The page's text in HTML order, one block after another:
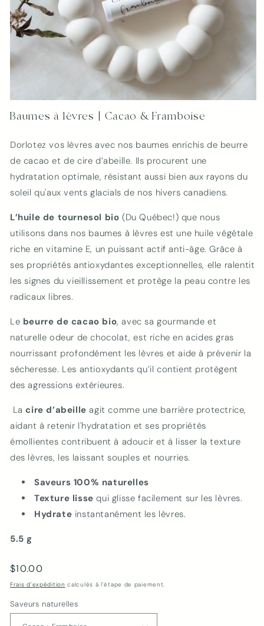
le
média
une
fenêtre
modale
Baumes à lèvres | Cacao & Framboise
Dorlotez vos lèvres avec nos baumes enrichis de beurre
de cacao et de cire d’abeille. Ils procurent une
hydratation optimale, résistant aussi bien aux rayons du
soleil qu'aux vents glacials de nos hivers canadiens.
L’huile de tournesol bio (Du Québec!) que nous
utilisons dans nos baumes à lèvres est une huile végétale
riche en vitamine E, un puissant actif anti-âge. Grâce à
ses propriétés antioxydantes exceptionnelles, elle ralentit
les signes du vieillissement et protège la peau contre les
radicaux libres.
Le beurre de cacao bio, avec sa gourmande et
naturelle odeur de chocolat,est riche en acides gras
nourrissant profondément les lèvres et aide à prévenir la
sécheresse. Les antioxydants qu’il contient protègent
des agressions extérieures.
Lacire d’abeille agit comme une barrière protectrice,
aidant à retenir l'hydratation et ses propriétés
émollientes contribuent à adoucir et à lisser la texture
des lèvres, les laissant souples et nourries.
Saveurs 100% naturelles
Texture lissequi glisse facilement sur les lèvres.
Hydrate instantanément les lèvres.
5.5 g
Prix
habituel
$10.00
Frais d'expédition calculés à l'étape de paiement.
Saveurs naturelles